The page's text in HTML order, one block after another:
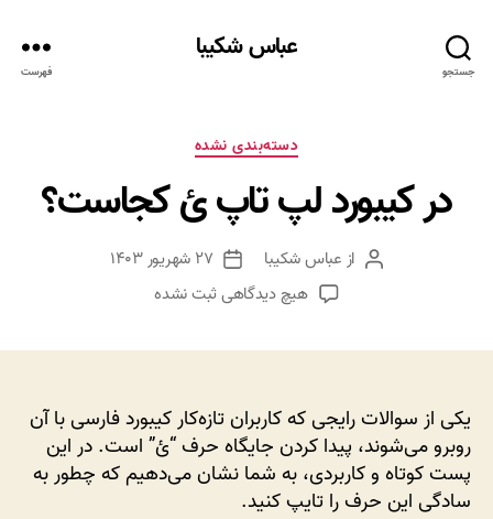
جستجو
عباس شکیبا
فهرست
دسته‌ها
دسته‌بندی نشده
در کیبورد لپ تاپ ئ کجاست؟
نویسنده
نوشته
از عباس شکیبا
تاریخ
نوشته
۲۷ شهریور ۱۴۰۳
هیچ دیدگاهیبرای
ئ
کجاست؟
ثبت نشده
یکی از سوالات رایجی که کاربران تازه‌کار کیبورد فارسی با آن
روبرو می‌شوند، پیدا کردن جایگاه حرف “ئ” است. در این
پست کوتاه و کاربردی، به شما نشان می‌دهیم که چطور به
سادگی این حرف را تایپ کنید.